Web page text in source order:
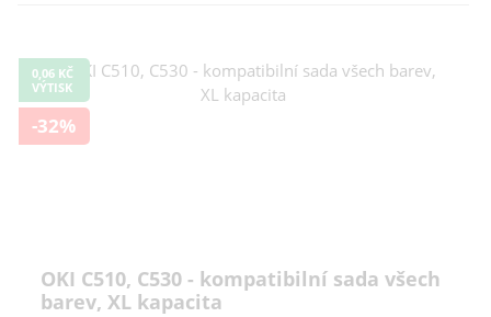
0,06 KČ
VÝTISK
-32%
OKI C510, C530 - kompatibilní sada všech
barev, XL kapacita